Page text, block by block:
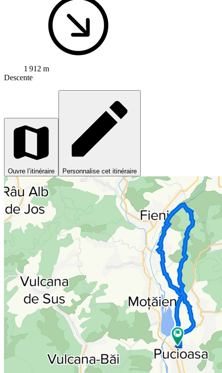
1 912 m
Descente
Ouvre l’itinéraire Personnalise cet itinéraire